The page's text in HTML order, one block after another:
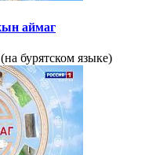
аймаг
бурятском языке)